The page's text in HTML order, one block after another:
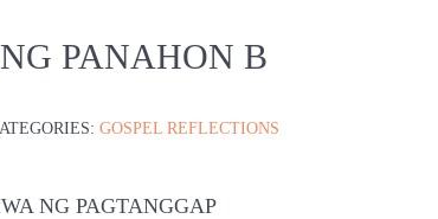
PANAHON B
GOSPEL REFLECTIONS
NG PAGTANGGAP